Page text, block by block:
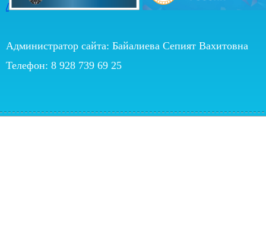
/
Администратор сайта: Байалиева Сепият Вахитовна
Телефон: 8 928 739 69 25